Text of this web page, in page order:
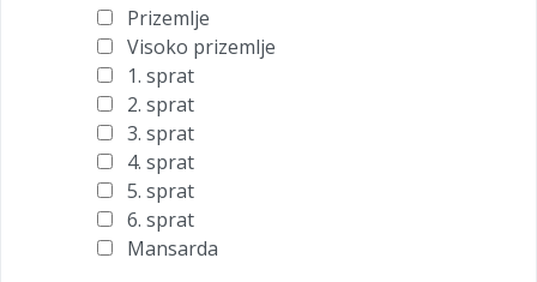
Prizemlje
Visoko prizemlje
1. sprat
2. sprat
3. sprat
4. sprat
5. sprat
6. sprat
Mansarda